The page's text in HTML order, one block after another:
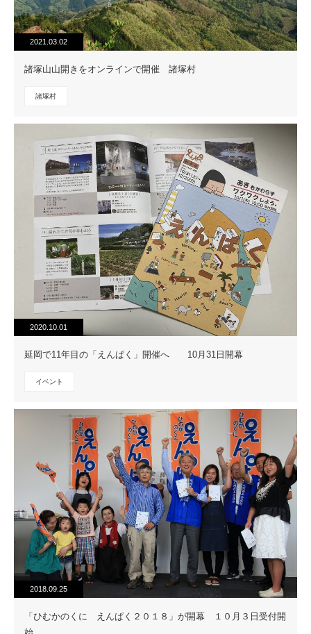
2021.03.02
諸塚山山開きをオンラインで開催 諸塚村
諸塚村
2020.10.01
延岡で11年目の「えんぱく」開催へ 10月31日開幕
イベント
2018.09.25
「ひむかのくに えんぱく２０１８」が開幕 １０月３日受付開